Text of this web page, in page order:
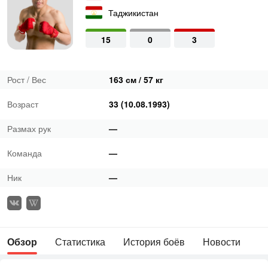
Таджикистан
15 0 3
Рост / Вес 163 см / 57 кг
Возраст 33 (10.08.1993)
Размах рук —
Команда —
Ник —
Обзор Статистика История боёв Новости